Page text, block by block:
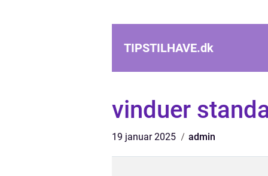
TIPSTILHAVE.dk
vinduer
19 januar 2025 admin